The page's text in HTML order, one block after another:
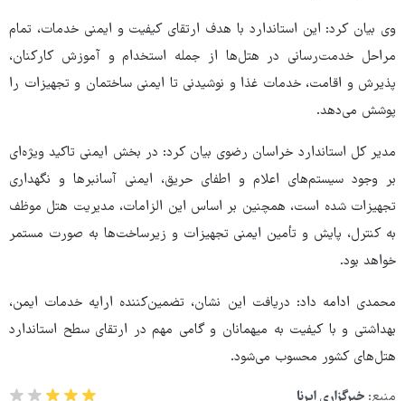
وی بیان کرد: این استاندارد با هدف ارتقای کیفیت و ایمنی خدمات، تمام
مراحل خدمت‌رسانی در هتل‌ها از جمله استخدام و آموزش کارکنان،
پذیرش و اقامت، خدمات غذا و نوشیدنی تا ایمنی ساختمان و تجهیزات را
پوشش می‌دهد.
مدیر کل استاندارد خراسان رضوی بیان کرد: در بخش ایمنی تاکید ویژه‌ای
بر وجود سیستم‌های اعلام و اطفای حریق، ایمنی آسانبرها و نگهداری
تجهیزات شده است، همچنین بر اساس این الزامات، مدیریت هتل موظف
به کنترل، پایش و تأمین ایمنی تجهیزات و زیرساخت‌ها به‌ صورت مستمر
خواهد بود.
محمدی ادامه داد: دریافت این نشان، تضمین‌کننده ارایه خدمات ایمن،
بهداشتی و با کیفیت به میهمانان و گامی مهم در ارتقای سطح استاندارد
هتل‌های کشور محسوب می‌شود.